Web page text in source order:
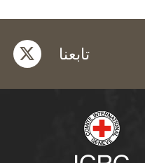
تابعنا twitter